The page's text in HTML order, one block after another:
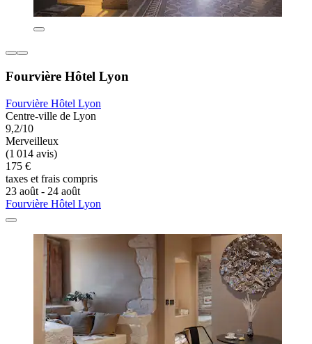
Fourvière Hôtel Lyon
Fourvière Hôtel Lyon
Centre-ville de Lyon
9,2/10
Merveilleux
(1 014 avis)
175 €
taxes et frais compris
23 août - 24 août
Fourvière Hôtel Lyon